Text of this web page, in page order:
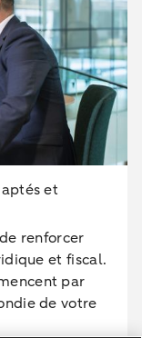
et
renforcer
et fiscal.
par
de votre